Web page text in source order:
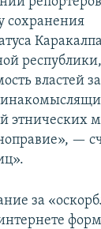
сохранения
республики,
властей
этнических
—
за